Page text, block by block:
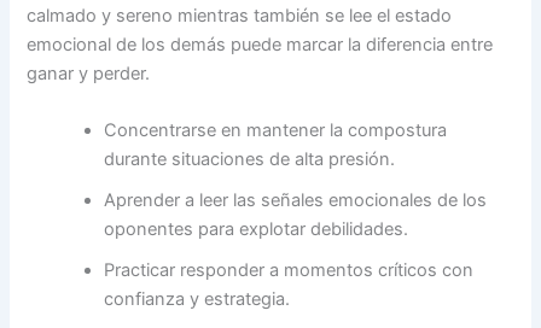
calmado y sereno mientras también se lee el estado
emocional de los demás puede marcar la diferencia entre
ganar y perder.
Concentrarse en mantener la compostura
durante situaciones de alta presión.
Aprender a leer las señales emocionales de los
oponentes para explotar debilidades.
Practicar responder a momentos críticos con
confianza y estrategia.